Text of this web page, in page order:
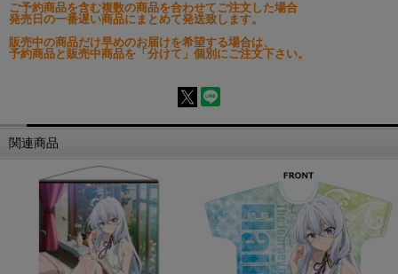
ご予約商品を含む複数の商品を合わせてご注文した場合
発売日の一番遅い商品にまとめて発送致します。
販売中の商品だけ早めのお届けを希望する場合は、
予約商品と販売中商品を「分けて」個別にご注文下さい。
関連商品